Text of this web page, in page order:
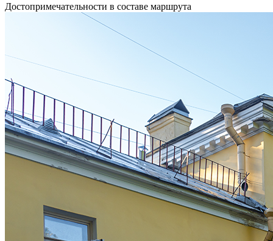
Достопримечательности в составе маршрута